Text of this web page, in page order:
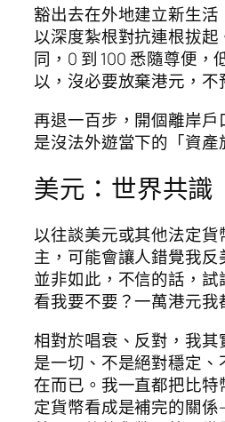
豁出去在外地建立新生
以深度紮根對抗連根拔起
同，0 到 100 悉隨尊便，
以，沒必要放棄港元，不
再退一百步，開個離岸
是沒法外遊當下的「資
美元：世界共識
以往談美元或其他法定
主，可能會讓人錯覺我
並非如此，不信的話，試
看我要不要？一萬港元我
相對於唱衰、反對，我
是一切、不是絕對穩定
在而已。我一直都把比
定貨幣看成是補完的關